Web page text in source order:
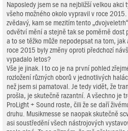
Naposledy jsem se na nejbližší velkou akci
všeho možného okolo vypravil v roce
zvědavý, kam se mezitím tento
odvětví mění a stejně tak se poměrně dost
a to se těžko může nepodepsat na tom,
roce 2015 byly změny oproti předchozí
vypadalo letos?
Vše je jinak. I to co je na první pohled
rozložení různých oborů v jednotlivých
než jsem si pamatoval. Je tedy vidět, že
prošla, je skutečně razantní. A všechno je
ProLight + Sound roste, čili že se daří
druhu. Musikmesse se naopak skutečně
asi soustředění všech nástrojových